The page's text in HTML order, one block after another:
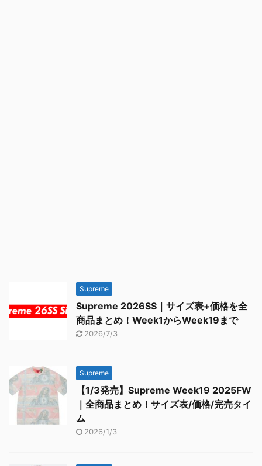
Supreme
Supreme 2026SS｜サイズ表+価格を全
商品まとめ！Week1からWeek19まで
2026/7/3
Supreme
【1/3発売】Supreme Week19 2025FW
｜全商品まとめ！サイズ表/価格/完売タイ
ム
2026/1/3